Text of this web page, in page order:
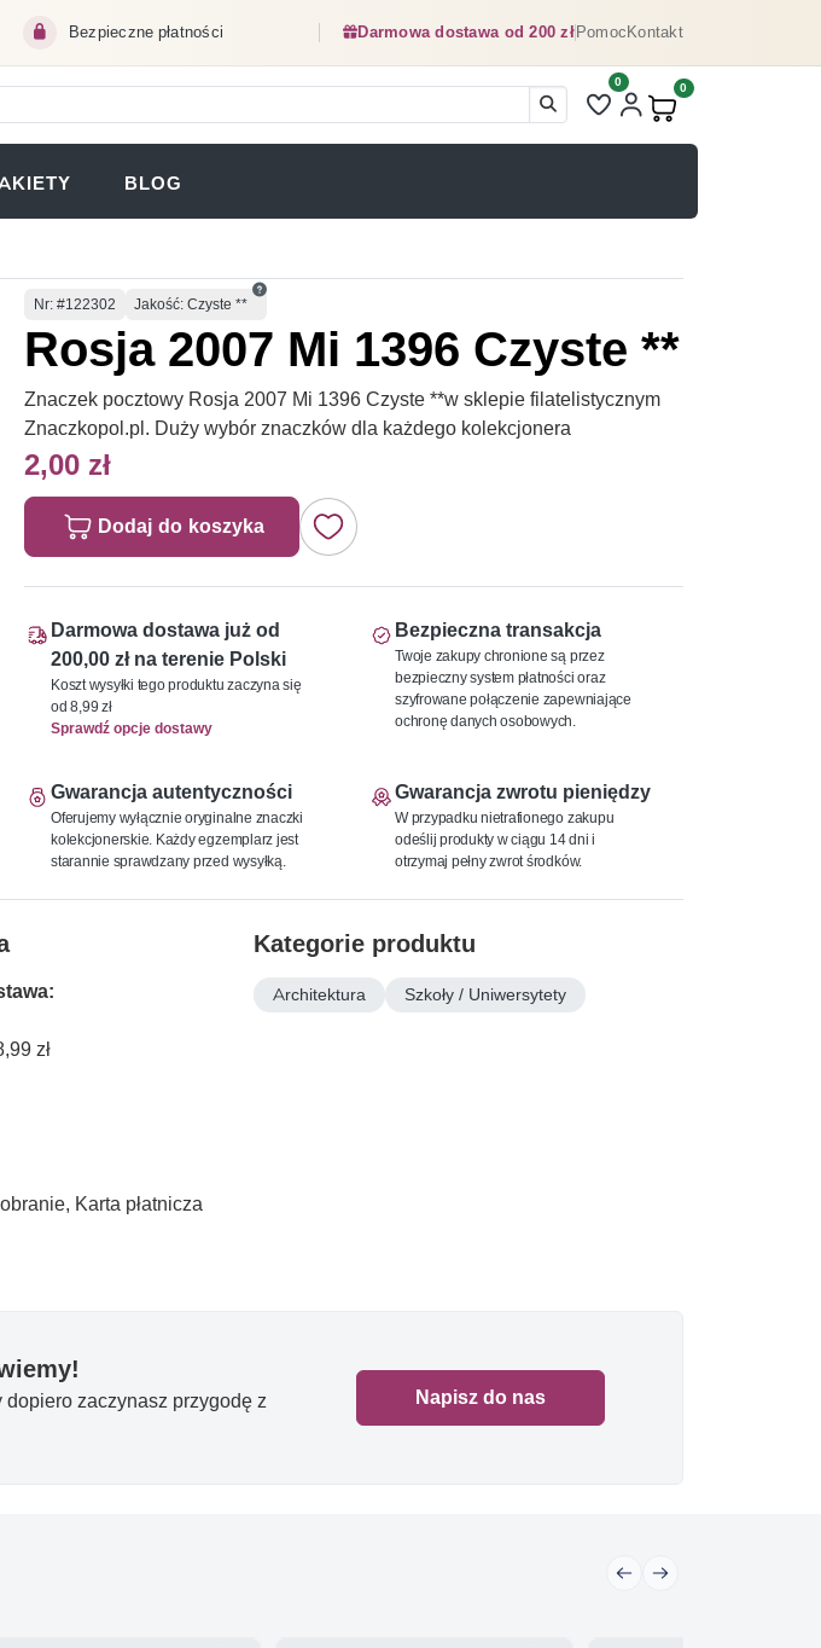
Bezpieczne płatności Darmowa dostawa od 200 złPomocKontakt
Liczba pozycji na liście
0
Produkty w koszyku:
0
BLOG
Numer
Nr: #122302 Jakość: Czyste **
Rosja 2007 Mi 1396 Czyste **
Znaczek pocztowy Rosja 2007 Mi 1396 Czyste **w sklepie filatelistycznym
Znaczkopol.pl. Duży wybór znaczków dla każdego kolekcjonera
2,00 zł
Dodaj do koszyka
Darmowa dostawa już od
200,00 zł na terenie Polski
Koszt wysyłki tego produktu zaczyna się
od 8,99 zł
Sprawdź opcje dostawy
Bezpieczna transakcja
Twoje zakupy chronione są przez
bezpieczny system płatności oraz
szyfrowane połączenie zapewniające
ochronę danych osobowych.
Gwarancja autentyczności
Oferujemy wyłącznie oryginalne znaczki
kolekcjonerskie. Każdy egzemplarz jest
starannie sprawdzany przed wysyłką.
Gwarancja zwrotu pieniędzy
W przypadku nietrafionego zakupu
odeślij produkty w ciągu 14 dni i
otrzymaj pełny zwrot środków.
zł
Karta płatnicza
Kategorie produktu
Architektura Szkoły / Uniwersytety
zaczynasz przygodę z
Napisz do nas